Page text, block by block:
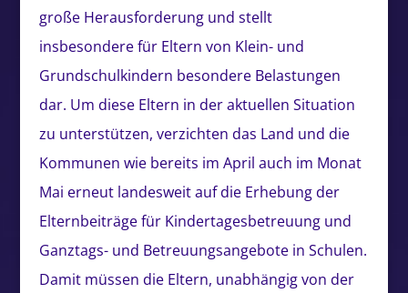
große Herausforderung und stellt
insbesondere für Eltern von Klein- und
Grundschulkindern besondere Belastungen
dar. Um diese Eltern in der aktuellen Situation
zu unterstützen, verzichten das Land und die
Kommunen wie bereits im April auch im Monat
Mai erneut landesweit auf die Erhebung der
Elternbeiträge für Kindertagesbetreuung und
Ganztags- und Betreuungsangebote in Schulen.
Damit müssen die Eltern, unabhängig von der